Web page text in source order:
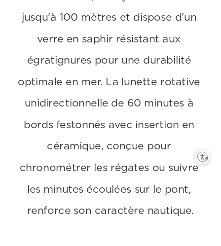
jusqu’à 100 mètres et dispose d’un
verre en saphir résistant aux
égratignures pour une durabilité
optimale en mer. La lunette rotative
unidirectionnelle de 60 minutes à
bords festonnés avec insertion en
céramique, conçue pour
chronométrer les régates ou suivre
les minutes écoulées sur le pont,
renforce son caractère nautique.